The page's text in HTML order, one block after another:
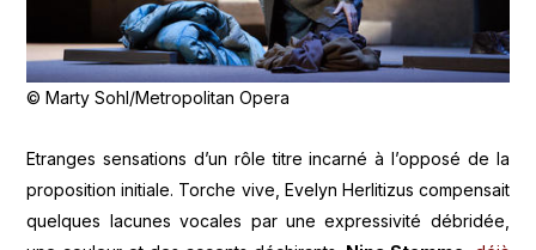
© Marty Sohl/Metropolitan Opera
Etranges sensations d’un rôle titre incarné à l’opposé de la
proposition initiale. Torche vive, Evelyn Herlitizus compensait
quelques lacunes vocales par une expressivité débridée,